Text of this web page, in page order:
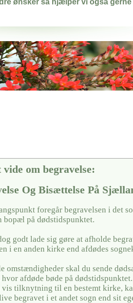
ønsker så hjælper vi også gerne
altid en god afslutning når det gælder
Og Bisættelse På Sjælland
af begravelsel
om begravelse:
Og Bisættelse På
foregår begravelsen i det
bopæl på dødstidspunktet.
godt lade sig gøre at afholde
i en anden kirke end afdødes
omstændigheder skal du sende
hvor afdøde bøde på
vis tilknytning til en bestemt kirke,
begravet i et andet sogn end sit